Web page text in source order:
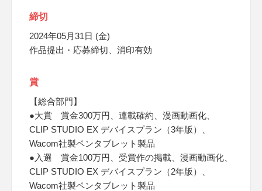
締切
2024年05月31日 (金)
作品提出・応募締切、消印有効
賞
【総合部門】
●大賞 賞金300万円、連載確約、漫画動画化、
CLIP STUDIO EX デバイスプラン（3年版）、
Wacom社製ペンタブレット製品
●入選 賞金100万円、受賞作の掲載、漫画動画化、
CLIP STUDIO EX デバイスプラン（2年版）、
Wacom社製ペンタブレット製品